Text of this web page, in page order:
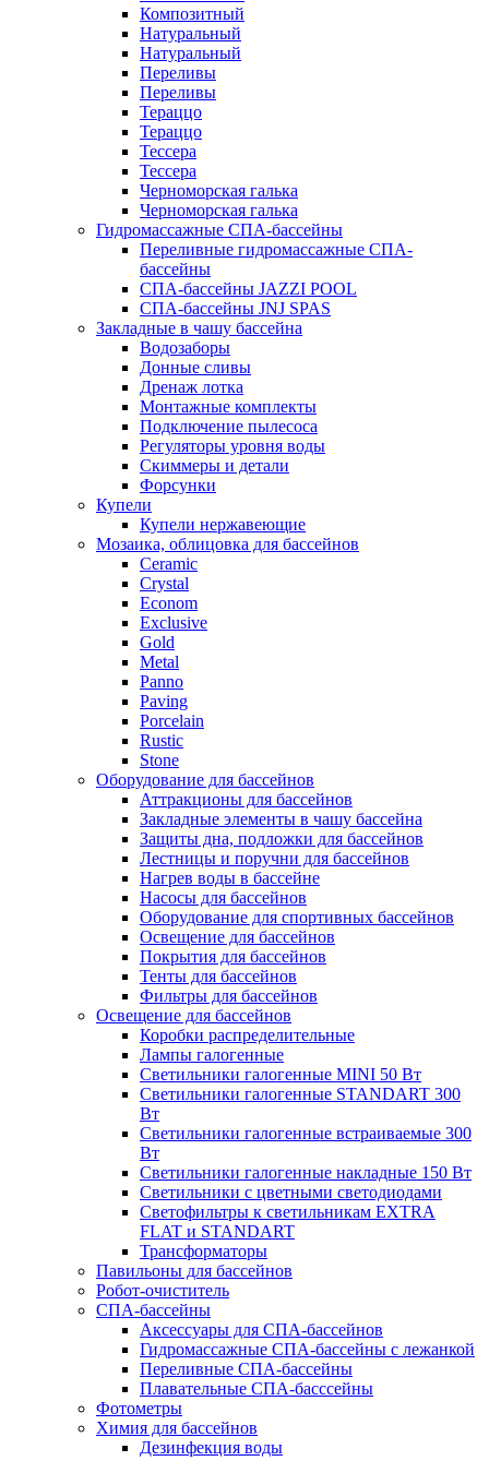
Композитный
Натуральный
Натуральный
Переливы
Переливы
Тераццо
Тераццо
Тессера
Тессера
Черноморская галька
Черноморская галька
Гидромассажные СПА-бассейны
Переливные гидромассажные СПА-
бассейны
СПА-бассейны JAZZI POOL
СПА-бассейны JNJ SPAS
Закладные в чашу бассейна
Водозаборы
Донные сливы
Дренаж лотка
Монтажные комплекты
Подключение пылесоса
Регуляторы уровня воды
Скиммеры и детали
Форсунки
Купели
Купели нержавеющие
Мозаика, облицовка для бассейнов
Ceramic
Crystal
Econom
Exclusive
Gold
Metal
Panno
Paving
Porcelain
Rustic
Stone
Оборудование для бассейнов
Аттракционы для бассейнов
Закладные элементы в чашу бассейна
Защиты дна, подложки для бассейнов
Лестницы и поручни для бассейнов
Нагрев воды в бассейне
Насосы для бассейнов
Оборудование для спортивных бассейнов
Освещение для бассейнов
Покрытия для бассейнов
Тенты для бассейнов
Фильтры для бассейнов
Освещение для бассейнов
Коробки распределительные
Лампы галогенные
Светильники галогенные MINI 50 Вт
Светильники галогенные STANDART 300
Вт
Светильники галогенные встраиваемые 300
Вт
Светильники галогенные накладные 150 Вт
Светильники с цветными светодиодами
Светофильтры к светильникам EXTRA
FLAT и STANDART
Трансформаторы
Павильоны для бассейнов
Робот-очиститель
СПА-бассейны
Аксессуары для СПА-бассейнов
Гидромассажные СПА-бассейны с лежанкой
Переливные СПА-бассейны
Плавательные СПА-басссейны
Фотометры
Химия для бассейнов
Дезинфекция воды